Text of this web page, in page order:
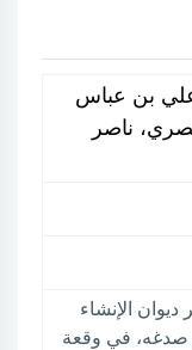
بن عباس
ناصر
الإنشاء
صدغه، في وقعة